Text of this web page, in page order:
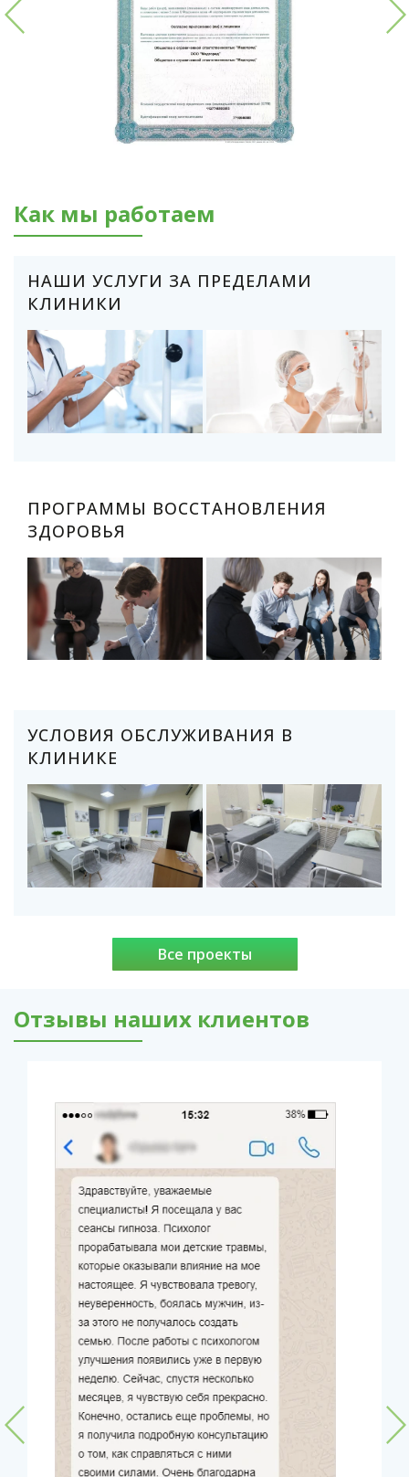
Как мы работаем
НАШИ УСЛУГИ ЗА ПРЕДЕЛАМИ
КЛИНИКИ
ПРОГРАММЫ ВОССТАНОВЛЕНИЯ
ЗДОРОВЬЯ
УСЛОВИЯ ОБСЛУЖИВАНИЯ В
КЛИНИКЕ
Все проекты
Отзывы наших клиентов